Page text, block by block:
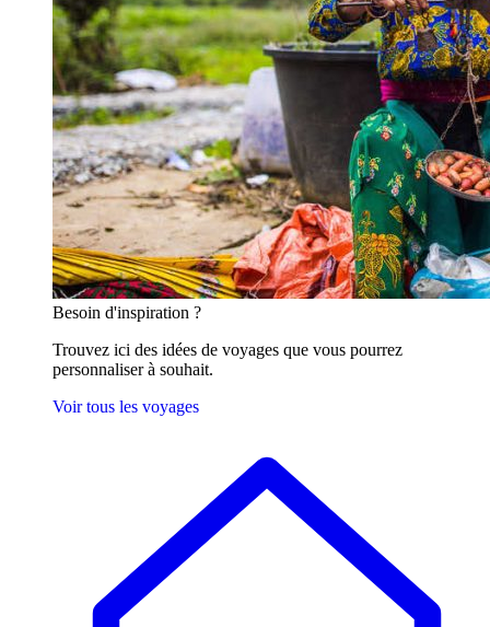
Besoin d'inspiration ?
Trouvez ici des idées de voyages que vous pourrez
personnaliser à souhait.
Voir tous les voyages